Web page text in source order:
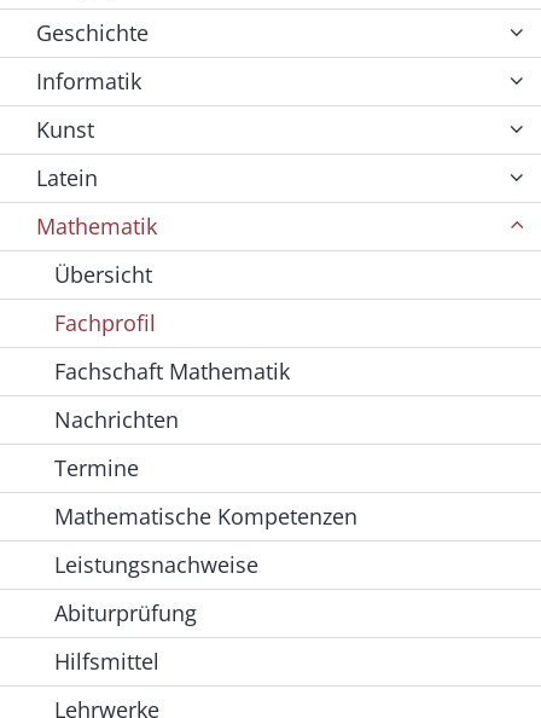
Geschichte
Informatik
Kunst
Latein
Mathematik
Übersicht
Fachprofil
Fachschaft Mathematik
Nachrichten
Termine
Mathematische Kompetenzen
Leistungsnachweise
Abiturprüfung
Hilfsmittel
Lehrwerke